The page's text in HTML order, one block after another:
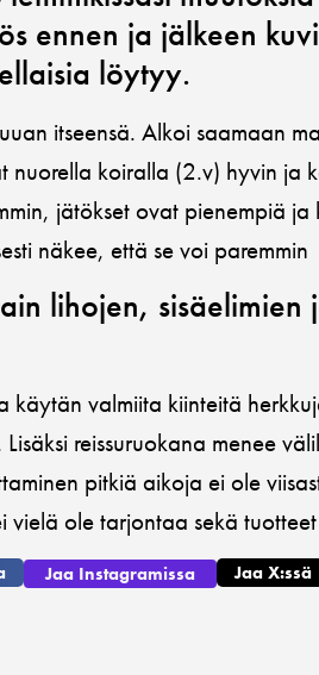
ennen ja jälkeen
löytyy.
itseensä. Alkoi saamaan
nuorella koiralla (2.v) hyvin ja
jätökset ovat pienempiä
näkee, että se voi paremmin
lihojen, sisäelimien
käytän valmiita kiinteitä
reissuruokana menee
pitkiä aikoja ei ole
vielä ole tarjontaa sekä
Jaa Instagramissa Jaa X:ssä